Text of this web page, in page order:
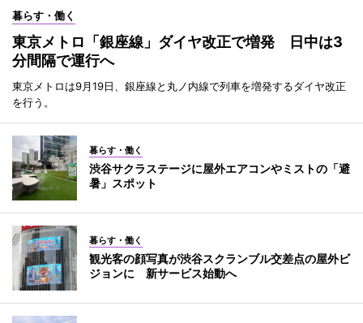
暮らす・働く
東京メトロ「銀座線」ダイヤ改正で増発 日中は3
分間隔で運行へ
東京メトロは9月19日、銀座線と丸ノ内線で列車を増発するダイヤ改正
を行う。
暮らす・働く
渋谷サクラステージに屋外エアコンやミストの「避
暑」スポット
暮らす・働く
観光客の顔写真が渋谷スクランブル交差点の屋外ビ
ジョンに 新サービス始動へ